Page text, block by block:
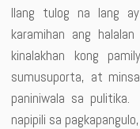
Ilang tulog na lang
karamihan ang
kinalakhan kong
sumusuporta, at
paniniwala sa
napipili sa